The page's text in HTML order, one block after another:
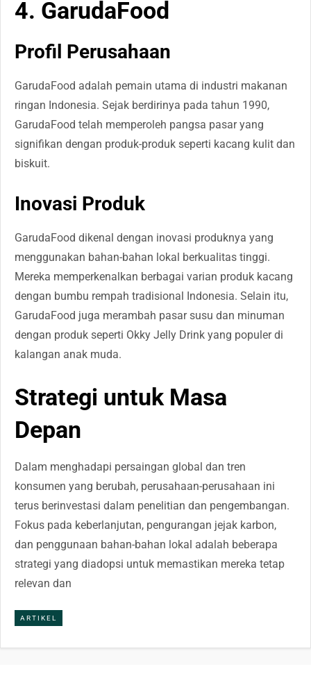
4. GarudaFood
Profil Perusahaan
GarudaFood adalah pemain utama di industri makanan
ringan Indonesia. Sejak berdirinya pada tahun 1990,
GarudaFood telah memperoleh pangsa pasar yang
signifikan dengan produk-produk seperti kacang kulit dan
biskuit.
Inovasi Produk
GarudaFood dikenal dengan inovasi produknya yang
menggunakan bahan-bahan lokal berkualitas tinggi.
Mereka memperkenalkan berbagai varian produk kacang
dengan bumbu rempah tradisional Indonesia. Selain itu,
GarudaFood juga merambah pasar susu dan minuman
dengan produk seperti Okky Jelly Drink yang populer di
kalangan anak muda.
Strategi untuk Masa
Depan
Dalam menghadapi persaingan global dan tren
konsumen yang berubah, perusahaan-perusahaan ini
terus berinvestasi dalam penelitian dan pengembangan.
Fokus pada keberlanjutan, pengurangan jejak karbon,
dan penggunaan bahan-bahan lokal adalah beberapa
strategi yang diadopsi untuk memastikan mereka tetap
relevan dan
ARTIKEL